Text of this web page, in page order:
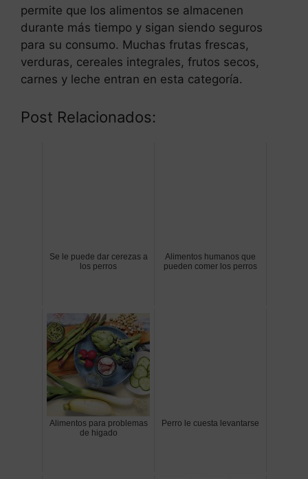
permite que los alimentos se almacenen
durante más tiempo y sigan siendo seguros
para su consumo. Muchas frutas frescas,
verduras, cereales integrales, frutos secos,
carnes y leche entran en esta categoría.
Post Relacionados:
Se le puede dar cerezas a
los perros
Alimentos humanos que
pueden comer los perros
Alimentos para problemas
de higado
Perro le cuesta levantarse